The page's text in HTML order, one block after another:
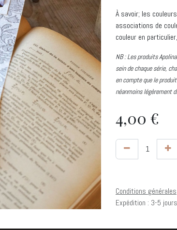
À savoir; les
associations de
couleur en
NB : Les produits
sein de chaque série,
en compte que le
néanmoins légèrement
4,00 €
Conditions générales
Expédition : 3-5